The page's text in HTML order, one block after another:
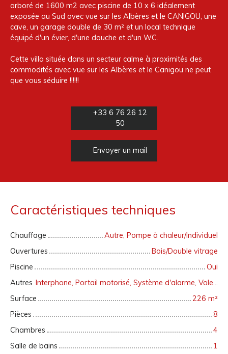
arboré de 1600 m2 avec piscine de 10 x 6 idéalement
exposée au Sud avec vue sur les Albères et le CANIGOU, une
cave, un garage double de 30 m² et un local technique
équipé d'un évier, d'une douche et d'un WC.
Cette villa située dans un secteur calme à proximités des
commodités avec vue sur les Albères et le Canigou ne peut
que vous séduire !!!!!!
+33 6 76 26 12
50
Envoyer un mail
Caractéristiques techniques
Chauffage
Autre, Pompe à chaleur/Individuel
Ouvertures
Bois/Double vitrage
Piscine
Oui
Autres
Surface
226 m²
Pièces
8
Chambres
4
Salle de bains
1